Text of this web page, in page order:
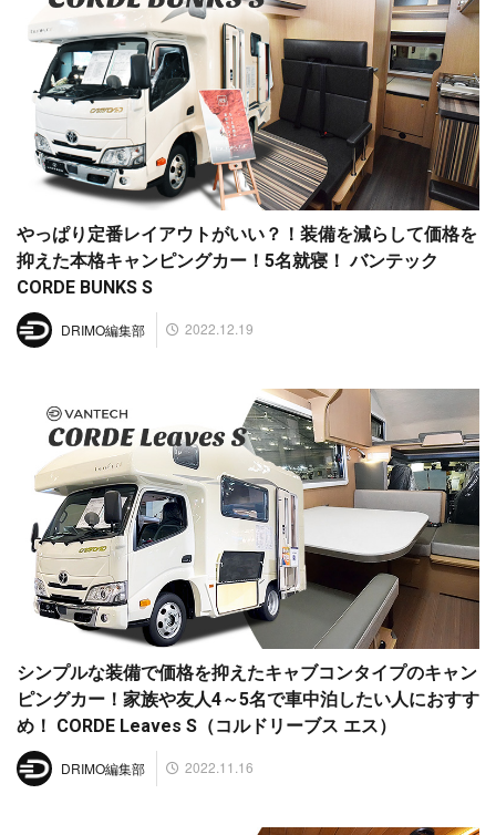
やっぱり定番レイアウトがいい？！装備を減らして価格を
抑えた本格キャンピングカー！5名就寝！ バンテック
CORDE BUNKS S
DRIMO編集部 2022.12.19
シンプルな装備で価格を抑えたキャブコンタイプのキャン
ピングカー！家族や友人4～5名で車中泊したい人におすす
め！ CORDE Leaves S（コルドリーブス エス）
DRIMO編集部 2022.11.16